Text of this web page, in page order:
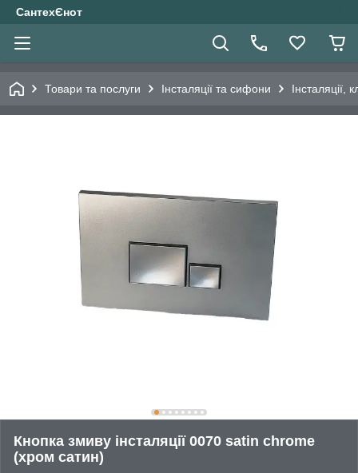
СантехЄнот
Товари та послуги Інсталяції та сифони Інсталяції,
Кнопка змиву інсталяції 0070 satin chrome
(хром сатин)